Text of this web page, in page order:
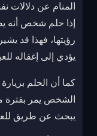
المنام عن دلالات
إذا حلم شخص أنه
رؤيتها، فهذا قد
يؤدي إلى إغفاله
كما أن الحلم
الشخص يمر بفترة
يبحث عن طريق